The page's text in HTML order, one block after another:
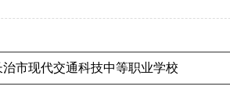
治市现代交通科技中等职业学校